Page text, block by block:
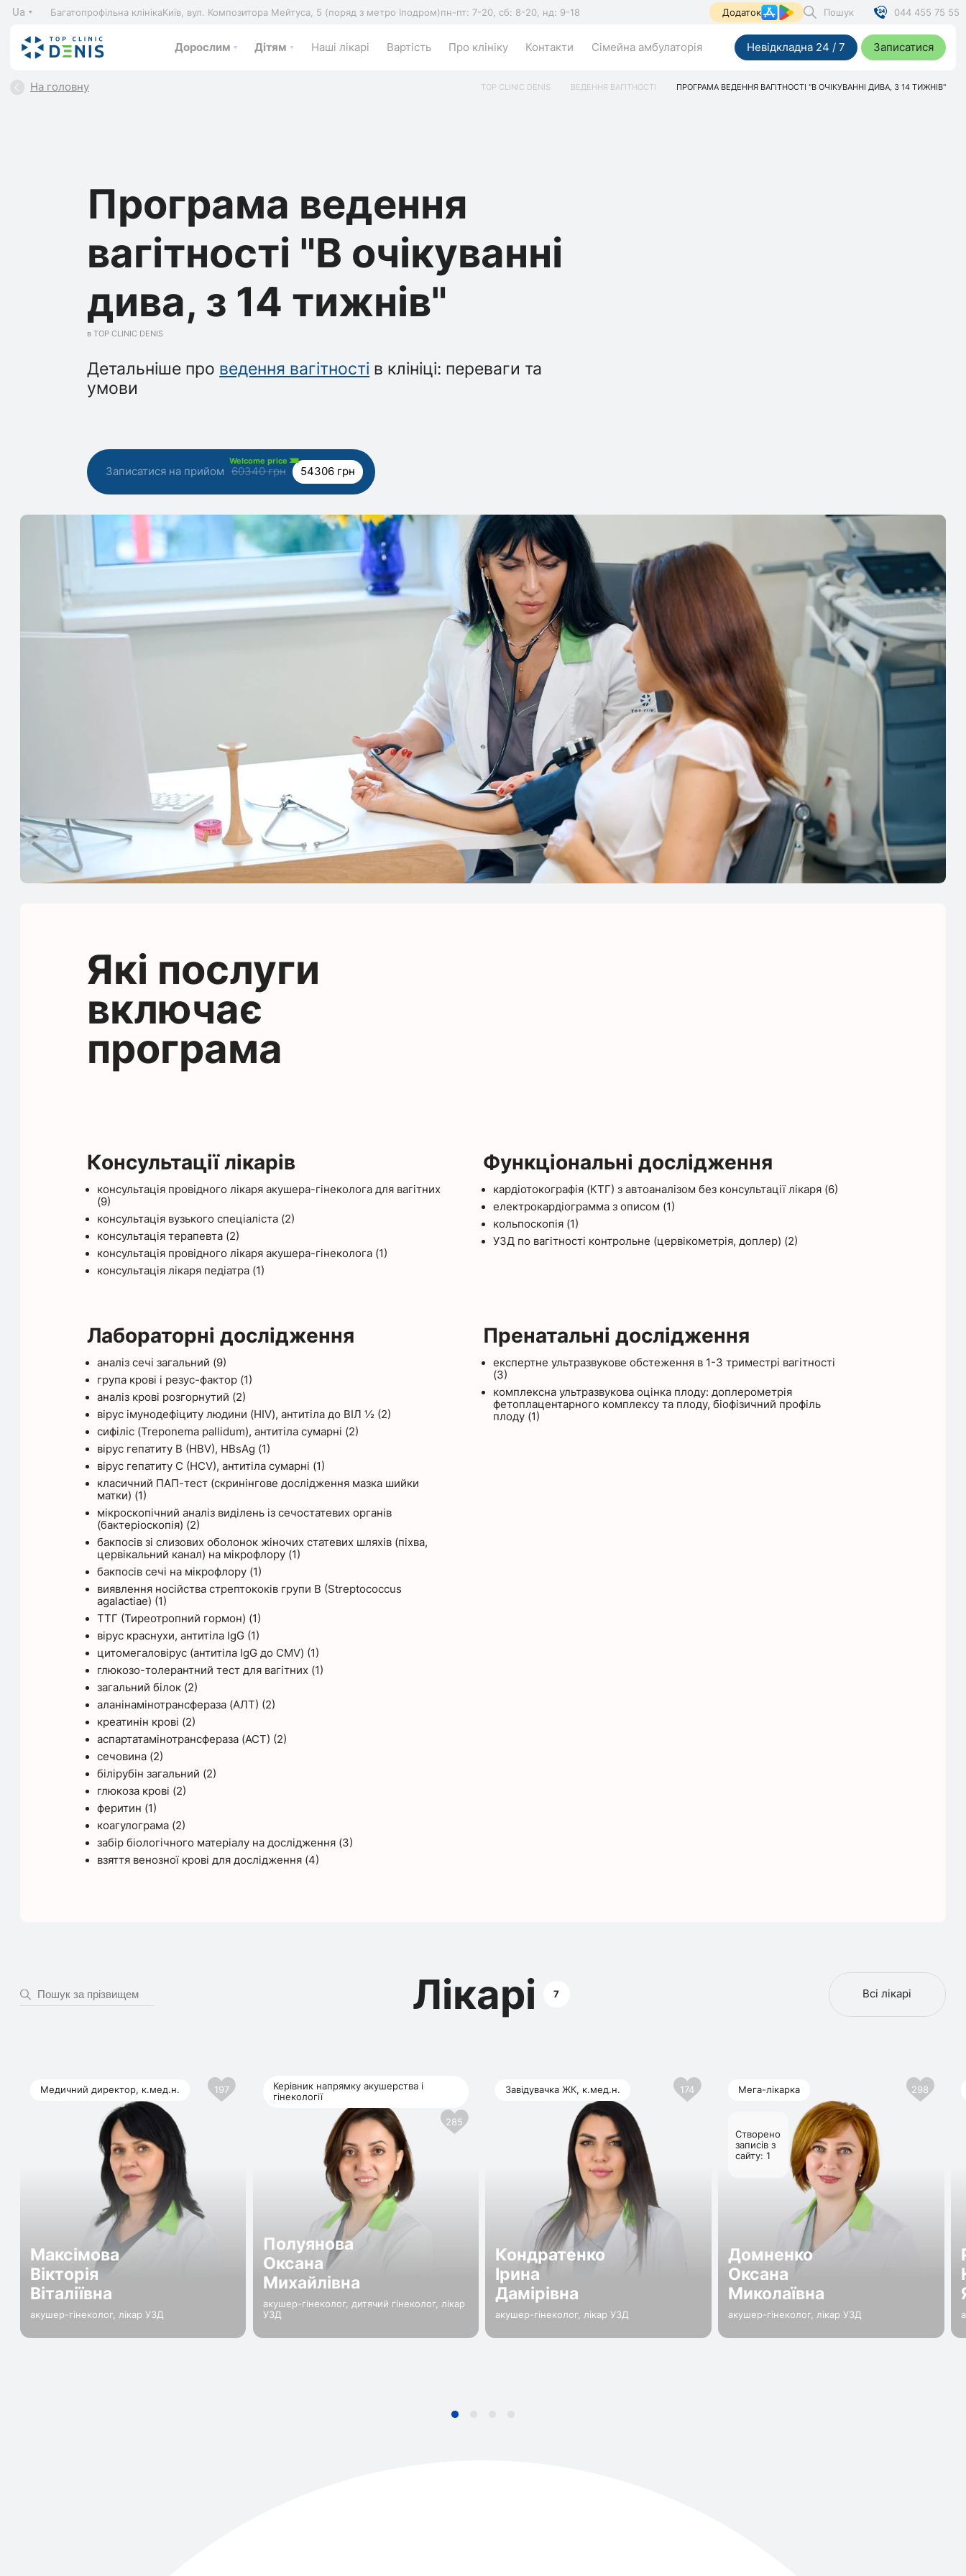
Ua Багатопрофільна клінікаКиїв, вул. Композитора Мейтуса, 5 (поряд з метро Іподром)пн-пт: 7-20, сб: 8-20, нд: 9-18 Додаток Пошук 044 455 75 55
Дорослим Дітям Наші лікарі Вартість Про клініку Контакти Сімейна амбулаторія Невідкладна 24 / 7 Записатися
На головну TOP CLINIC DENIS ВЕДЕННЯ ВАГІТНОСТІ ПРОГРАМА ВЕДЕННЯ ВАГІТНОСТІ "В ОЧІКУВАННІ ДИВА, З 14 ТИЖНІВ"
Програма ведення
вагітності "В очікуванні
дива, з 14 тижнів"
в TOP CLINIC DENIS
Детальніше про ведення вагітності в клініці: переваги та
умови
Записатися на прийом
Welcome price
60340 грн 54306 грн
Які послуги
включає
програма
Консультації лікарів
консультація провідного лікаря акушера-гінеколога для вагітних
(9)
консультація вузького спеціаліста (2)
консультація терапевта (2)
консультація провідного лікаря акушера-гінеколога (1)
консультація лікаря педіатра (1)
Функціональні дослідження
кардіотокографія (КТГ) з автоаналізом без консультації лікаря (6)
електрокардіограмма з описом (1)
кольпоскопія (1)
УЗД по вагітності контрольне (цервікометрія, доплер) (2)
Лабораторні дослідження
аналіз сечі загальний (9)
група крові і резус-фактор (1)
аналіз крові розгорнутий (2)
вірус імунодефіциту людини (HIV), антитіла до ВІЛ ½ (2)
сифіліс (Treponema pallidum), антитіла сумарні (2)
вірус гепатиту B (HBV), HBsAg (1)
вірус гепатиту C (HCV), антитіла сумарні (1)
класичний ПАП-тест (скринінгове дослідження мазка шийки
матки) (1)
мікроскопічний аналіз виділень із сечостатевих органів
(бактеріоскопія) (2)
бакпосів зі слизових оболонок жіночих статевих шляхів (піхва,
цервікальний канал) на мікрофлору (1)
бакпосів сечі на мікрофлору (1)
виявлення носійства стрептококів групи В (Streptococcus
agalactiae) (1)
ТТГ (Тиреотропний гормон) (1)
вірус краснухи, антитіла IgG (1)
цитомегаловірус (антитіла IgG до CMV) (1)
глюкозо-толерантний тест для вагітних (1)
загальний білок (2)
аланінамінотрансфераза (АЛТ) (2)
креатинін крові (2)
аспартатамінотрансфераза (АСТ) (2)
сечовина (2)
білірубін загальний (2)
глюкоза крові (2)
феритин (1)
коагулограма (2)
забір біологічного матеріалу на дослідження (3)
взяття венозної крові для дослідження (4)
Пренатальні дослідження
експертне ультразвукове обстеження в 1-3 триместрі вагітності
(3)
комплексна ультразвукова оцінка плоду: доплерометрія
фетоплацентарного комплексу та плоду, біофізичний профіль
плоду (1)
Лікарі 7 Всі лікарі
Медичний директор, к.мед.н. 197
Максімова
Вікторія
Віталіївна
акушер-гінеколог, лікар УЗД
Керівник напрямку акушерства і
гінекології
285
Полуянова
Оксана
Михайлівна
акушер-гінеколог, дитячий гінеколог, лікар
УЗД
Завідувачка ЖК, к.мед.н. 174
Кондратенко
Ірина
Дамірівна
акушер-гінеколог, лікар УЗД
Мега-лікарка 298
Створено
записів з
сайту: 1
Домненко
Оксана
Миколаївна
акушер-гінеколог, лікар УЗД